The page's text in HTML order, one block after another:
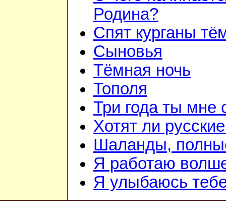
Родина?
Спят курганы
Сыновья
Тёмная ночь
Тополя
Три года ты мне
Хотят ли
Шаланды,
Я работаю
Я улыбаюсь